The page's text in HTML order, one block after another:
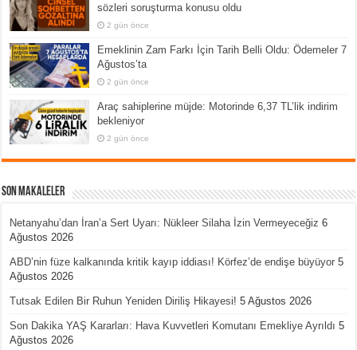
sözleri soruşturma konusu oldu
2 gün önce
Emeklinin Zam Farkı İçin Tarih Belli Oldu: Ödemeler 7
Ağustos’ta
2 gün önce
Araç sahiplerine müjde: Motorinde 6,37 TL’lik indirim
bekleniyor
2 gün önce
Son Makaleler
Netanyahu’dan İran’a Sert Uyarı: Nükleer Silaha İzin Vermeyeceğiz 6
Ağustos 2026
ABD’nin füze kalkanında kritik kayıp iddiası! Körfez’de endişe büyüyor 5
Ağustos 2026
Tutsak Edilen Bir Ruhun Yeniden Diriliş Hikayesi! 5 Ağustos 2026
Son Dakika YAŞ Kararları: Hava Kuvvetleri Komutanı Emekliye Ayrıldı 5
Ağustos 2026